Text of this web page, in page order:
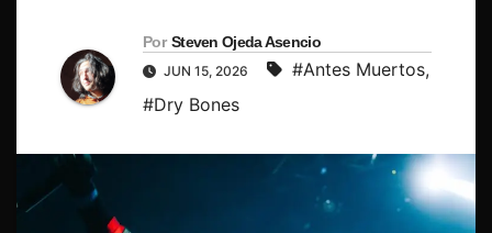
Por Steven Ojeda Asencio
JUN 15, 2026 #Antes Muertos,
#Dry Bones